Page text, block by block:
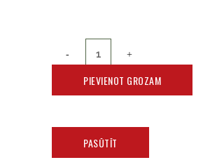
PIEVIENOT GROZAM
PASŪTĪT